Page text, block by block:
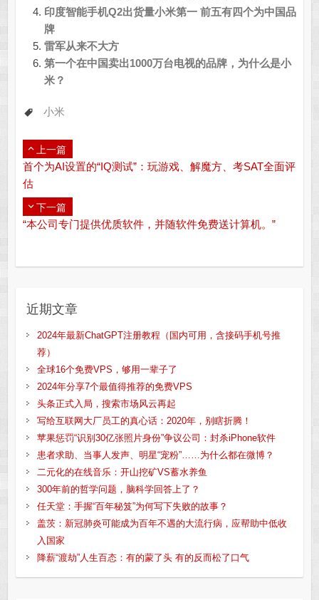
印度智能手机Q2出货量小米第一 前五有四个为中国品
牌
雷军从来不大方
第一个在中国卖出1000万台电视的品牌，为什么是小
米？
小米
上一篇
首个为AI设置的“IQ测试”：玩游戏、解魔方、考SAT全面评
估
下一篇
“本公司专门提供优质软件，并随软件免费送计算机。​”
近期文章
2024年最新ChatGPT注册教程（国内可用，含接码手机号推
荐）
全球16个免费VPS，够用一辈子了
2024年分享7个最值得推荐的免费VPS
头条正式入局，搜索市场风云再起
写给互联网大厂员工的真心话：2020年，别瞎折腾！
苹果惩罚“识别30亿张照片身份”争议公司：封杀iPhone软件
患者求助、当事人发声、明星“宠粉”……为什么都在微博？
二元化的在线音乐：开山挖矿VS蓄水养鱼
300年前的哲学问题，脑科学回答上了？
任天堂：手握“百年秘笈”为何写下失败的故事？
盖茨：新冠肺炎可能成为百年不遇的大流行病，应帮助中低收
入国家
降薪“渡劫”人生百态：有的蒙了头 有的反而松了口气